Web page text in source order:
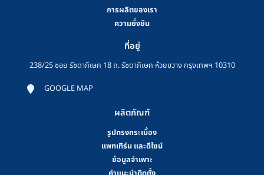
การผลิตของเรา
ความยั่งยืน
ที่อยู่
238/25 ซอย รัชดาภิเษก 18 ถ. รัชดาภิเษก ห้วยขวาง กรุงเทพฯ 10310
GOOGLE MAP
ผลิตภัณฑ์
รูปทรงกระเบื้อง
แพทเทิร์น และดีไซน์
ข้อมูลจำเพาะ